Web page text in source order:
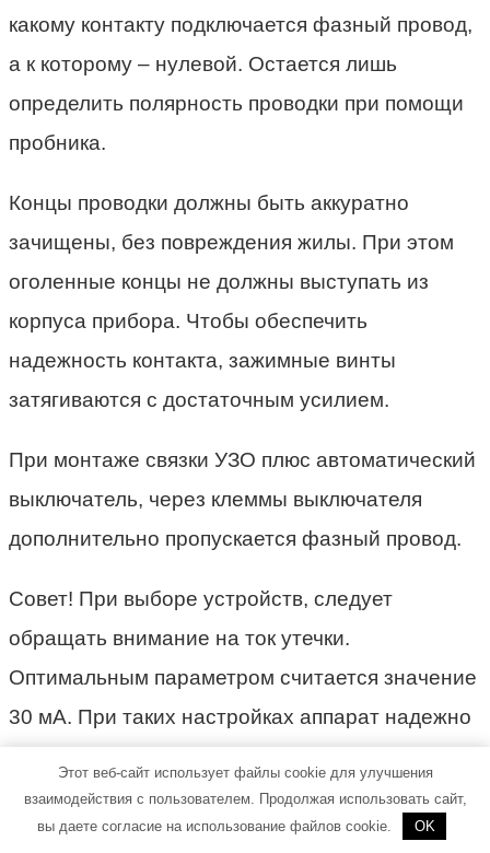
какому контакту подключается фазный провод,
а к которому – нулевой. Остается лишь
определить полярность проводки при помощи
пробника.
Концы проводки должны быть аккуратно
зачищены, без повреждения жилы. При этом
оголенные концы не должны выступать из
корпуса прибора. Чтобы обеспечить
надежность контакта, зажимные винты
затягиваются с достаточным усилием.
При монтаже связки УЗО плюс автоматический
выключатель, через клеммы выключателя
дополнительно пропускается фазный провод.
Совет! При выборе устройств, следует
обращать внимание на ток утечки.
Оптимальным параметром считается значение
30 мА. При таких настройках аппарат надежно
при этом ложные срабатывания практически
исключены.
Этот веб-сайт использует файлы cookie для улучшения
взаимодействия с пользователем. Продолжая использовать сайт,
вы даете согласие на использование файлов cookie.
OK